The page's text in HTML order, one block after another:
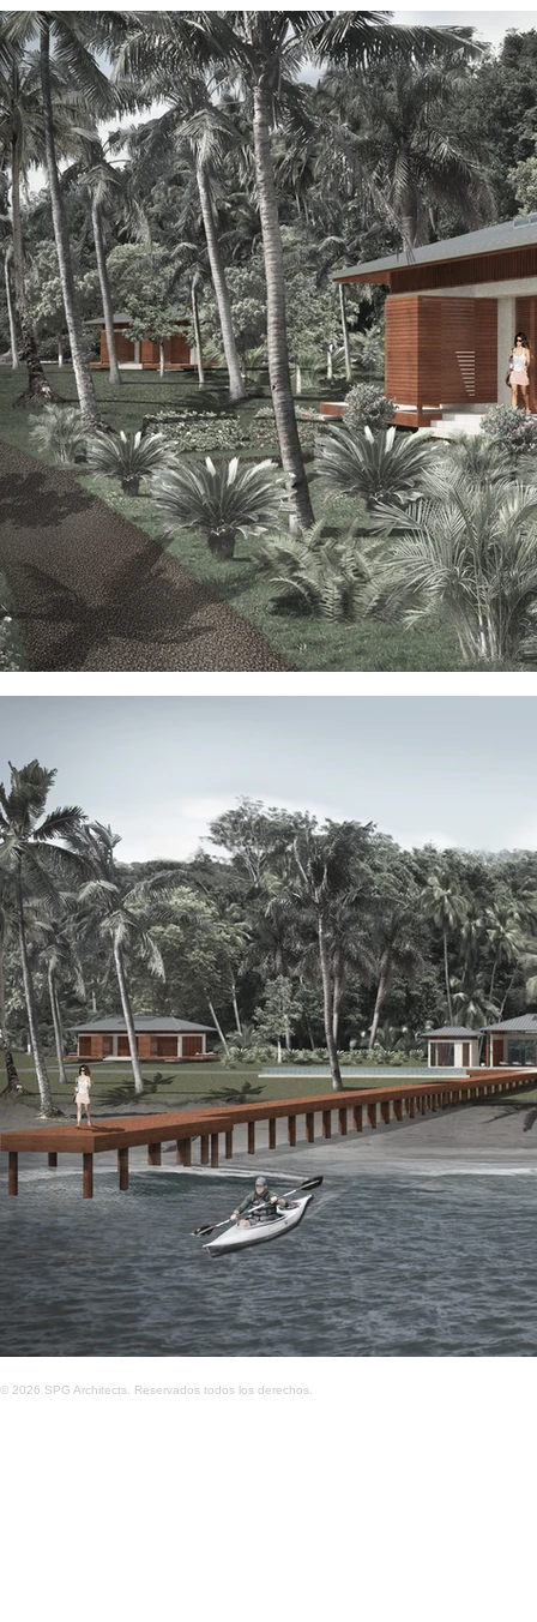
© 2026 SPG Architects. Reservados todos los derechos.